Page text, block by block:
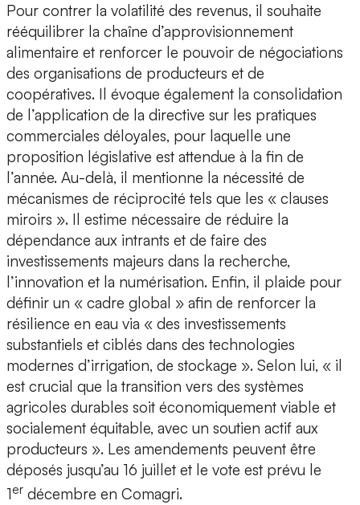
Pour contrer la volatilité des revenus, il souhaite
rééquilibrer la chaîne d’approvisionnement
alimentaire et renforcer le pouvoir de négociations
des organisations de producteurs et de
coopératives. Il évoque également la consolidation
de l’application de la directive sur les pratiques
commerciales déloyales, pour laquelle une
proposition législative est attendue à la fin de
l’année. Au-delà, il mentionne la nécessité de
mécanismes de réciprocité tels que les « clauses
miroirs ». Il estime nécessaire de réduire la
dépendance aux intrants et de faire des
investissements majeurs dans la recherche,
l’innovation et la numérisation. Enfin, il plaide pour
définir un « cadre global » afin de renforcer la
résilience en eau via « des investissements
substantiels et ciblés dans des technologies
modernes d’irrigation, de stockage ». Selon lui, « il
est crucial que la transition vers des systèmes
agricoles durables soit économiquement viable et
socialement équitable, avec un soutien actif aux
producteurs ». Les amendements peuvent être
déposés jusqu’au 16 juillet et le vote est prévu le
1er décembre en Comagri.